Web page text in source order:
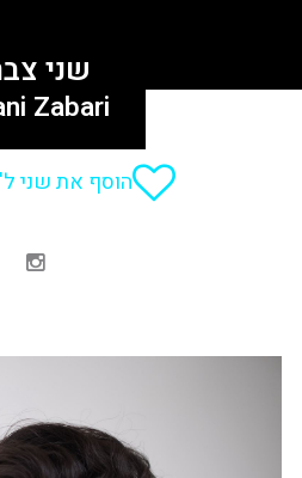
שני
Zabari
הוסף את שני